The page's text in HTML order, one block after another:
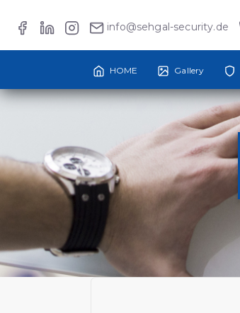
info@sehgal-security.de
HOME Gallery